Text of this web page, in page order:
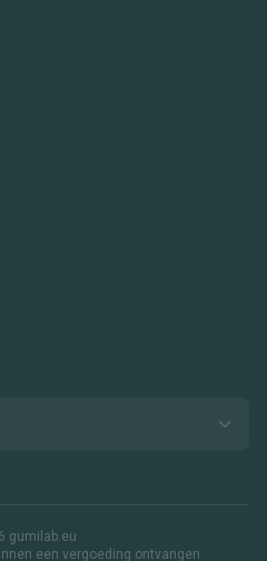
gumilab.eu
een vergoeding ontvangen